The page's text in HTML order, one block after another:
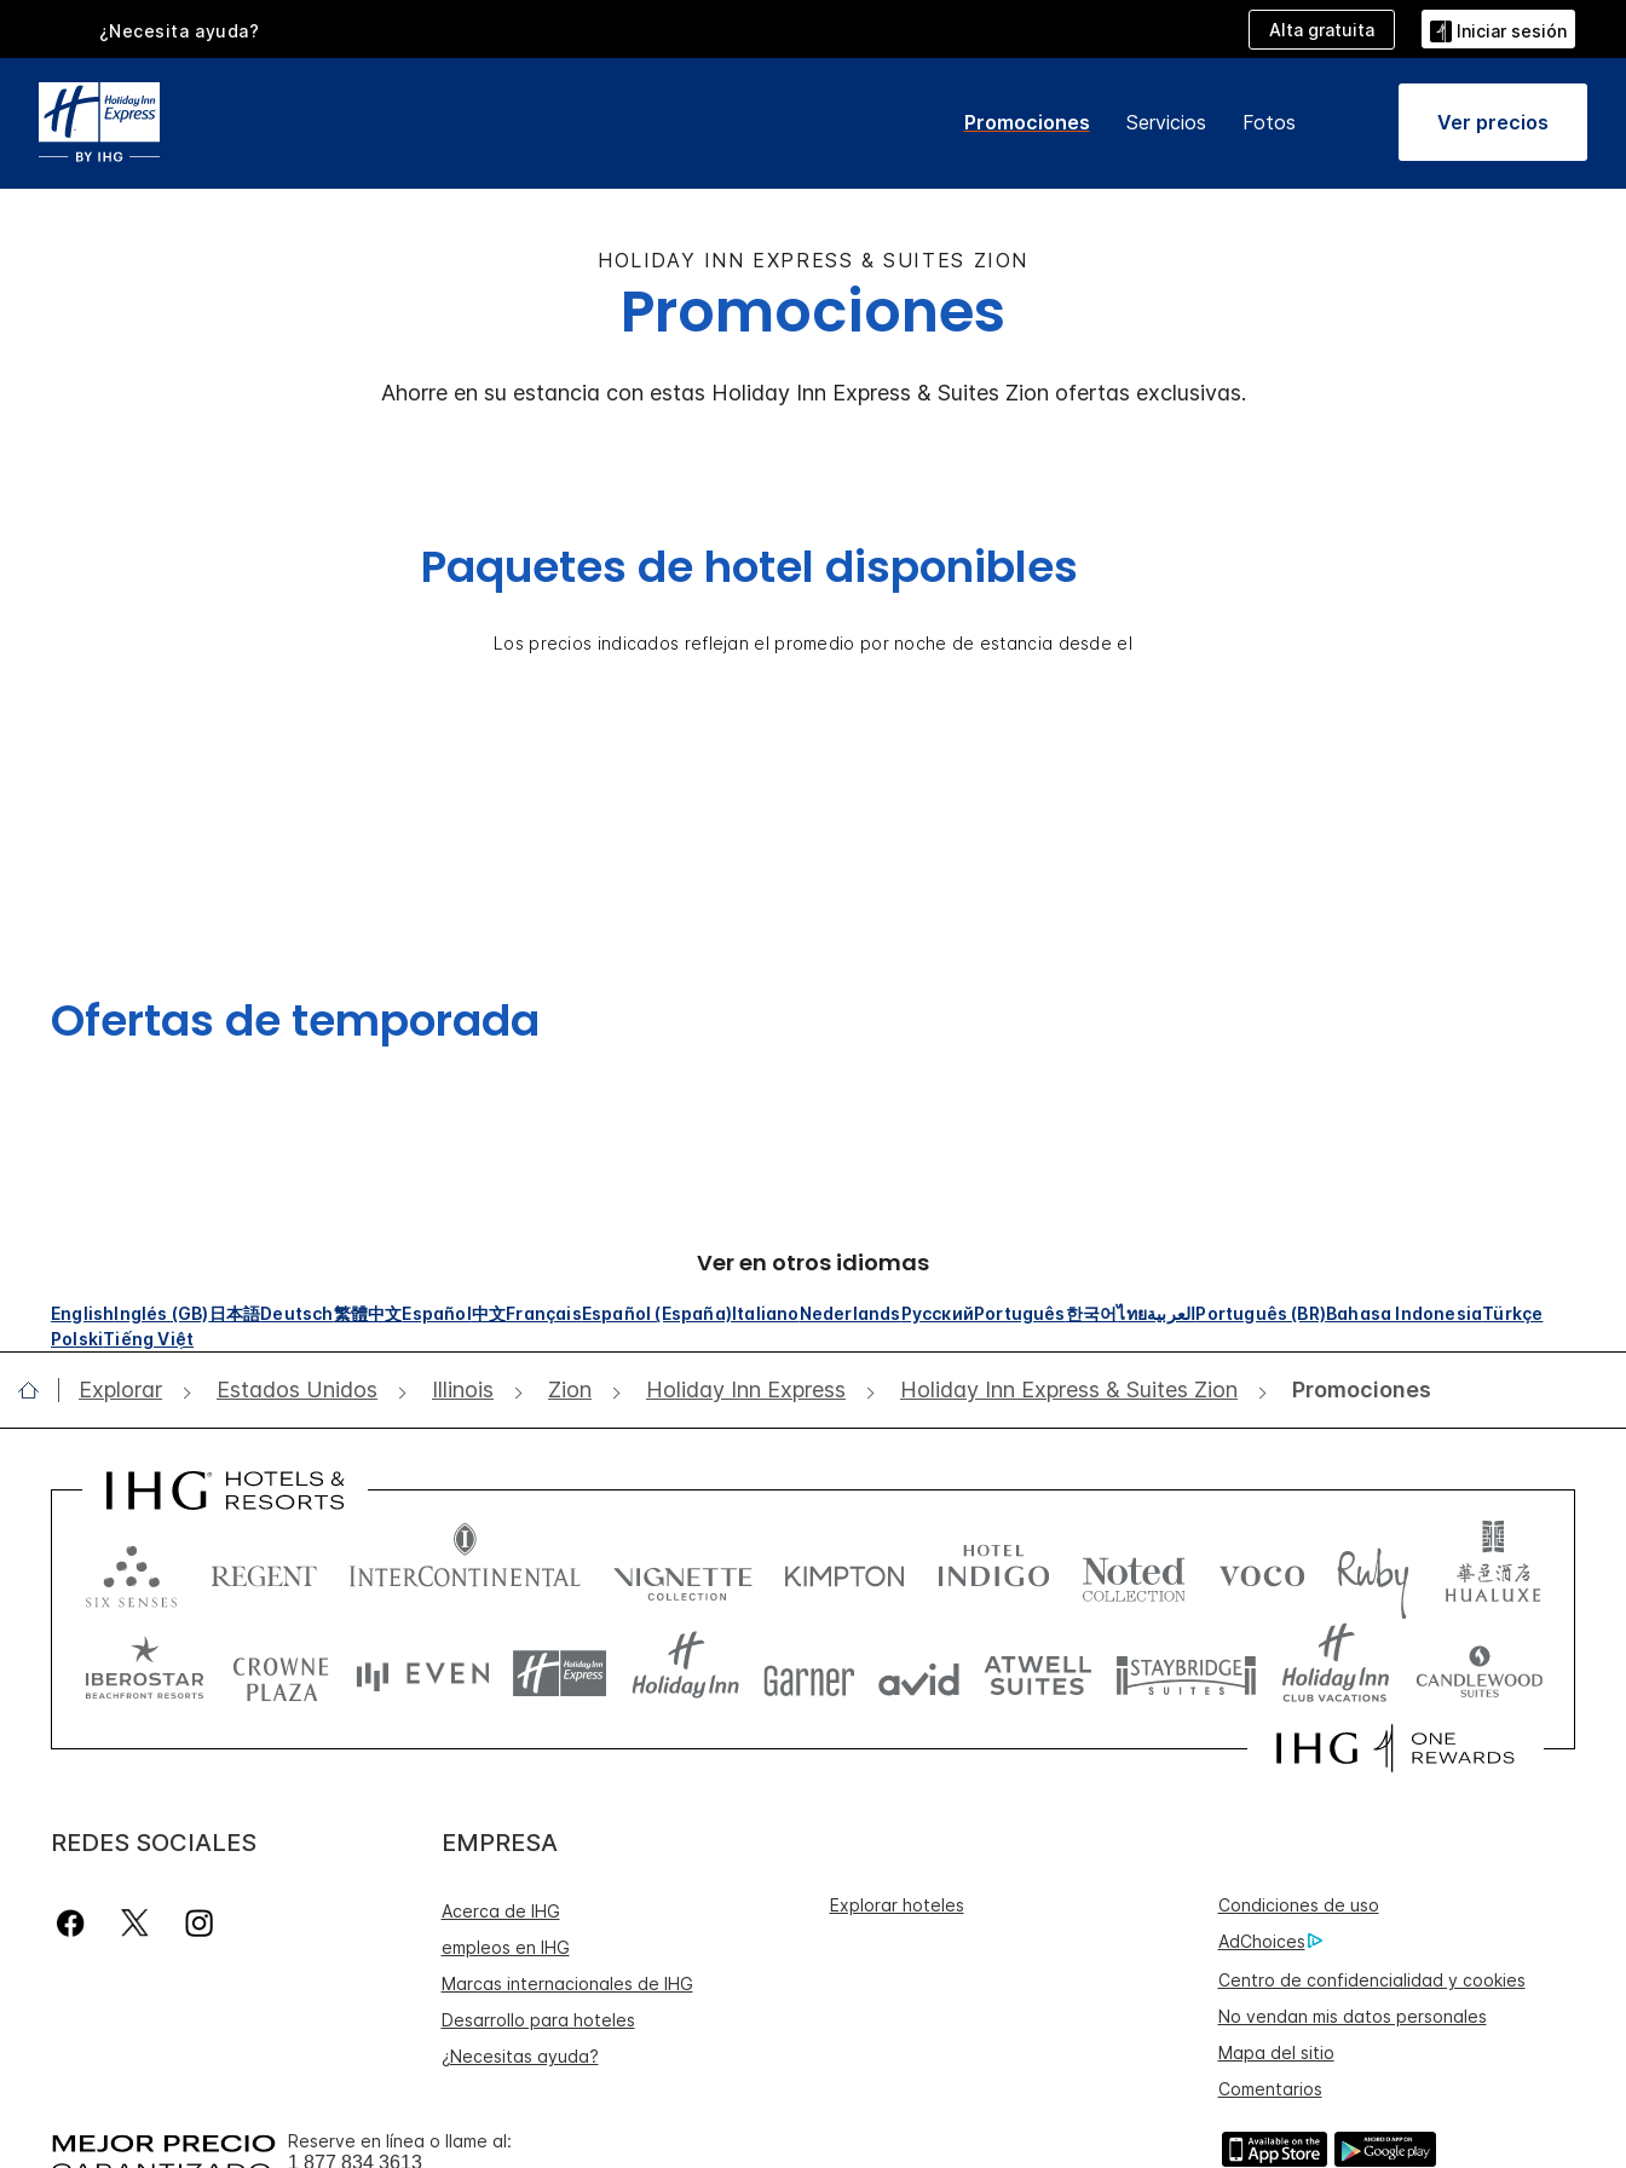
¿Necesita ayuda? Alta gratuita Iniciar sesión
Promociones Servicios Fotos Ver precios
HOLIDAY INN EXPRESS & SUITES ZION
Promociones
Ahorre en su estancia con estas Holiday Inn Express & Suites Zion ofertas exclusivas.
Paquetes de hotel disponibles
Los precios indicados reflejan el promedio por noche de estancia desde el
Ofertas de temporada
Ver en otros idiomas
EnglishInglés (GB) 日本語Deutsch繁體中文Español中文FrançaisEspañol (España)ItalianoNederlandsРусскийPortuguês한국어ไทยالعربيةPortuguês (BR)Bahasa IndonesiaTürkçe
PolskiTiếng Việt
Explorar Estados Unidos Illinois Zion Holiday Inn Express Holiday Inn Express & Suites Zion Promociones
REDES SOCIALES EMPRESA
Acerca de IHG
empleos en IHG
Marcas internacionales de IHG
Desarrollo para hoteles
¿Necesitas ayuda?
Explorar hoteles
Condiciones de uso
AdChoices
Centro de confidencialidad y cookies
No vendan mis datos personales
Mapa del sitio
Comentarios
Reserve en línea o llame al:
1 877 834 3613